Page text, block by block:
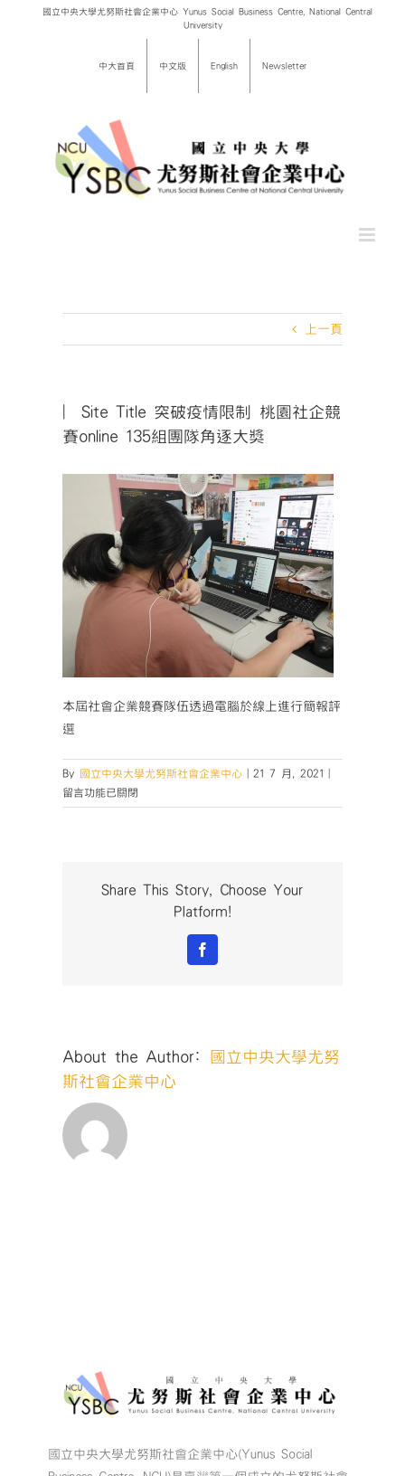
國立中央大學尤努斯社會企業中心 Yunus Social Business Centre, National Central
University
中大首頁 中文版 English Newsletter
上一頁
| Site Title 突破疫情限制 桃園社企競
賽online 135組團隊角逐大獎
本屆社會企業競賽隊伍透過電腦於線上進行簡報評
選
By 國立中央大學尤努斯社會企業中心 21 7 月, 2021
競
留言功能已關閉
Share This Story, Choose Your
Platform!
Facebook
About the Author:
國立中央大學尤努
斯社會企業中心
國立中央大學尤努斯社會企業中心(Yunus Social